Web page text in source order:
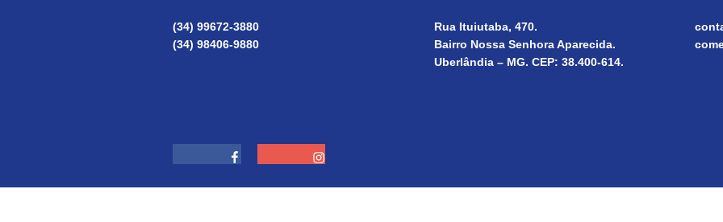
(34) 99672-3880
(34) 98406-9880
Rua Ituiutaba, 470.
Bairro Nossa Senhora Aparecida.
Uberlândia – MG. CEP: 38.400-614.